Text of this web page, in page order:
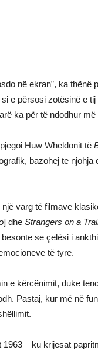
në ekran”, ka thënë
e përsosi zotësinë e
ka për të ndodhur më
Huw Wheldonit të
bazohej te njohja
varg të filmave
] dhe Strangers on a
se çelësi i
të tyre.
e kërcënimit, duke
Pastaj, kur më në
1963 – ku krijesat